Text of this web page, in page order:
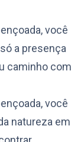
você
a presença
caminho com
você
natureza em